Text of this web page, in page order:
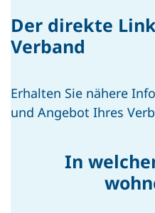
Der direkte
Verband
Erhalten Sie nähere
und Angebot Ihres
In